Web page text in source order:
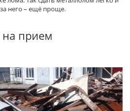
него – ещё проще.
на прием